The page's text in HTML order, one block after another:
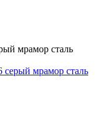
мрамор сталь